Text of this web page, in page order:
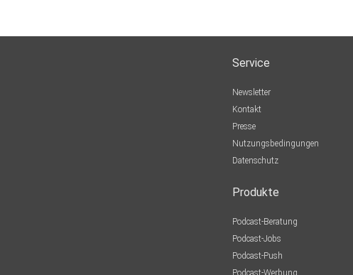
Service
Newsletter
Kontakt
Presse
Nutzungsbedingungen
Datenschutz
Produkte
Podcast-Beratung
Podcast-Jobs
Podcast-Push
Podcast-Werbung